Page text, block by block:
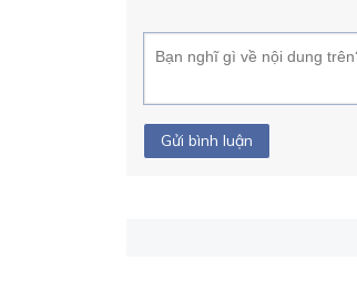
Gửi bình luận